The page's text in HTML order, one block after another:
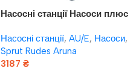
Насосні станції Насоси плюс
Насосні станції, AU/E, Насоси,
Sprut Rudes Aruna
3187 ₴